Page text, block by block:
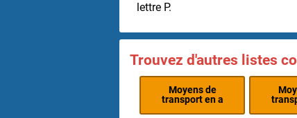
lettre P.
Trouvez d'autres listes
Moyens de
transport en a